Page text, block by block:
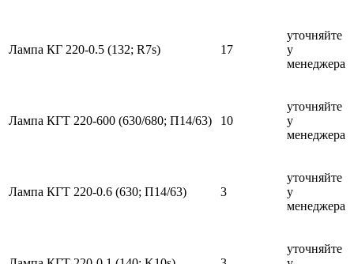
Лампа КГ 220-0.5 (132; R7s) 17
уточняйте
у
менеджера
Лампа КГТ 220-600 (630/680; П14/63) 10
уточняйте
у
менеджера
Лампа КГТ 220-0.6 (630; П14/63) 3
уточняйте
у
менеджера
уточняйте